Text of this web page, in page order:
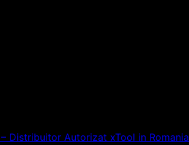
Distribuitor Autorizat xTool in Romania